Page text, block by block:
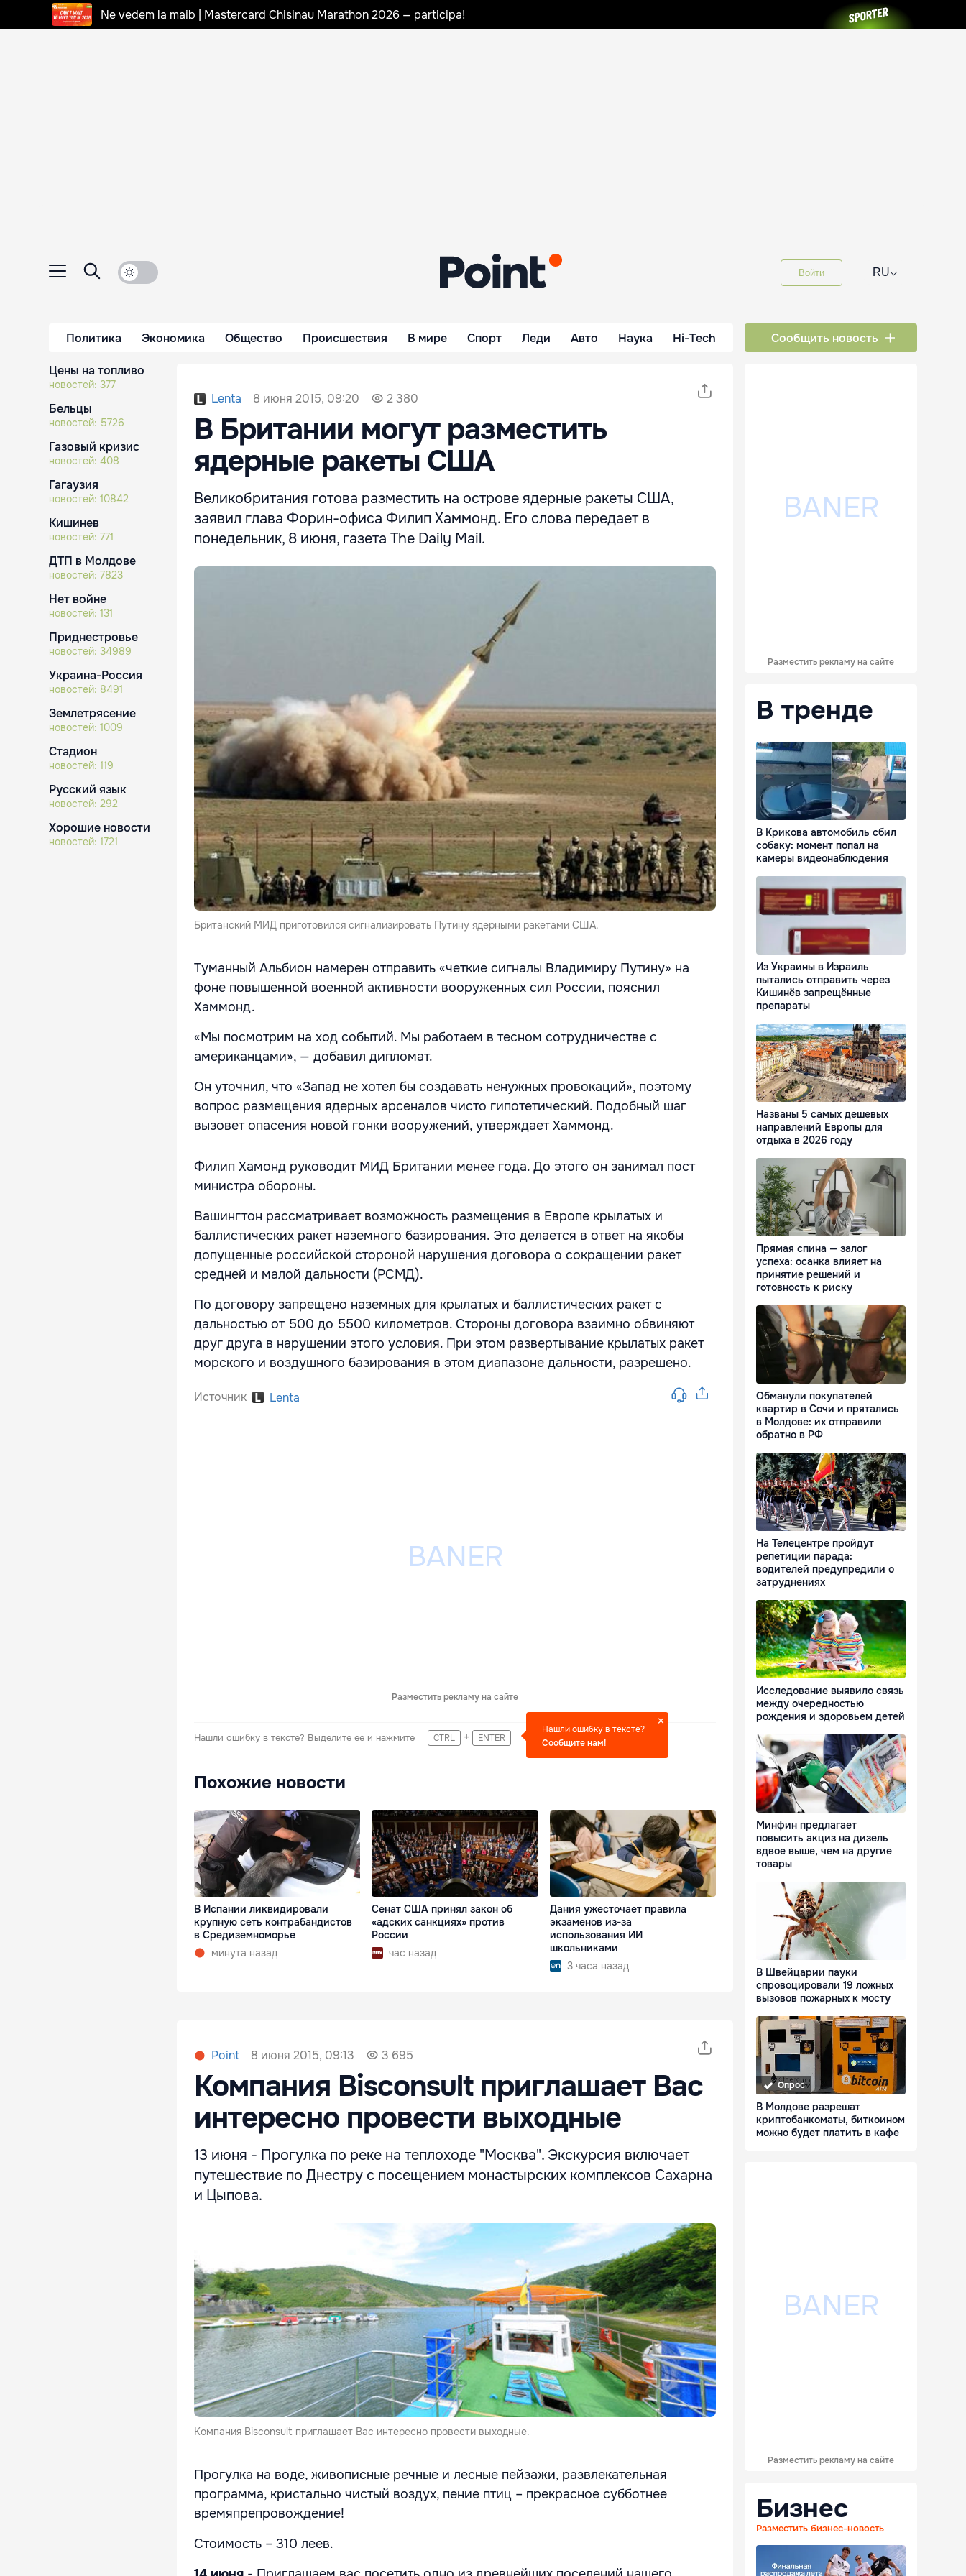
Ne vedem la maib | Mastercard Chisinau Marathon 2026 — participa!
Войти RU⌵
Политика Экономика Общество Происшествия В мире Спорт Леди Авто Наука Hi-Tech Сообщить новость
Цены на топливо
новостей: 377
Бельцы
новостей: 5726
Газовый кризис
новостей: 408
Гагаузия
новостей: 10842
Кишинев
новостей: 771
ДТП в Молдове
новостей: 7823
Нет войне
новостей: 131
Приднестровье
новостей: 34989
Украина-Россия
новостей: 8491
Землетрясение
новостей: 1009
Стадион
новостей: 119
Русский язык
новостей: 292
Хорошие новости
новостей: 1721
Lenta 8 июня 2015, 09:20 2 380
В Британии могут разместить
ядерные ракеты США
Великобритания готова разместить на острове ядерные ракеты США,
заявил глава Форин-офиса Филип Хаммонд. Его слова передает в
понедельник, 8 июня, газета The Daily Mail.
Британский МИД приготовился сигнализировать Путину ядерными ракетами США.
Туманный Альбион намерен отправить «четкие сигналы Владимиру Путину» на
фоне повышенной военной активности вооруженных сил России, пояснил
Хаммонд.
«Мы посмотрим на ход событий. Мы работаем в тесном сотрудничестве с
американцами», — добавил дипломат.
Он уточнил, что «Запад не хотел бы создавать ненужных провокаций», поэтому
вопрос размещения ядерных арсеналов чисто гипотетический. Подобный шаг
вызовет опасения новой гонки вооружений, утверждает Хаммонд.
Филип Хамонд руководит МИД Британии менее года. До этого он занимал пост
министра обороны.
Вашингтон рассматривает возможность размещения в Европе крылатых и
баллистических ракет наземного базирования. Это делается в ответ на якобы
допущенные российской стороной нарушения договора о сокращении ракет
средней и малой дальности (РСМД).
По договору запрещено наземных для крылатых и баллистических ракет с
дальностью от 500 до 5500 километров. Стороны договора взаимно обвиняют
друг друга в нарушении этого условия. При этом развертывание крылатых ракет
морского и воздушного базирования в этом диапазоне дальности, разрешено.
Источник Lenta
Разместить рекламу на сайте
Нашли ошибку в тексте? Выделите ее и нажмите CTRL + ENTER
Нашли ошибку в тексте?
Сообщите нам!
Похожие новости
В Испании ликвидировали
крупную сеть контрабандистов
в Средиземноморье
минута назад
Сенат США принял закон об
«адских санкциях» против
России
час назад
Дания ужесточает правила
экзаменов из-за
использования ИИ
школьниками
3 часа назад
Point 8 июня 2015, 09:13 3 695
Компания Bisconsult приглашает Вас
интересно провести выходные
13 июня - Прогулка по реке на теплоходе "Москва". Экскурсия включает
путешествие по Днестру с посещением монастырских комплексов Сахарна
и Цыпова.
Компания Bisconsult приглашает Вас интересно провести выходные.
Прогулка на воде, живописные речные и лесные пейзажи, развлекательная
программа, кристально чистый воздух, пение птиц – прекрасное субботнее
времяпрепровождение!
Стоимость – 310 леев.
Разместить рекламу на сайте
В тренде
В Крикова автомобиль сбил
собаку: момент попал на
камеры видеонаблюдения
Из Украины в Израиль
пытались отправить через
Кишинёв запрещённые
препараты
Названы 5 самых дешевых
направлений Европы для
отдыха в 2026 году
Прямая спина — залог
успеха: осанка влияет на
принятие решений и
готовность к риску
Обманули покупателей
квартир в Сочи и прятались
в Молдове: их отправили
обратно в РФ
На Телецентре пройдут
репетиции парада:
водителей предупредили о
затруднениях
Исследование выявило связь
между очередностью
рождения и здоровьем детей
Минфин предлагает
повысить акциз на дизель
вдвое выше, чем на другие
товары
В Швейцарии пауки
спровоцировали 19 ложных
вызовов пожарных к мосту
Опрос
В Молдове разрешат
криптобанкоматы, биткоином
можно будет платить в кафе
Разместить рекламу на сайте
Бизнес
Разместить бизнес-новость